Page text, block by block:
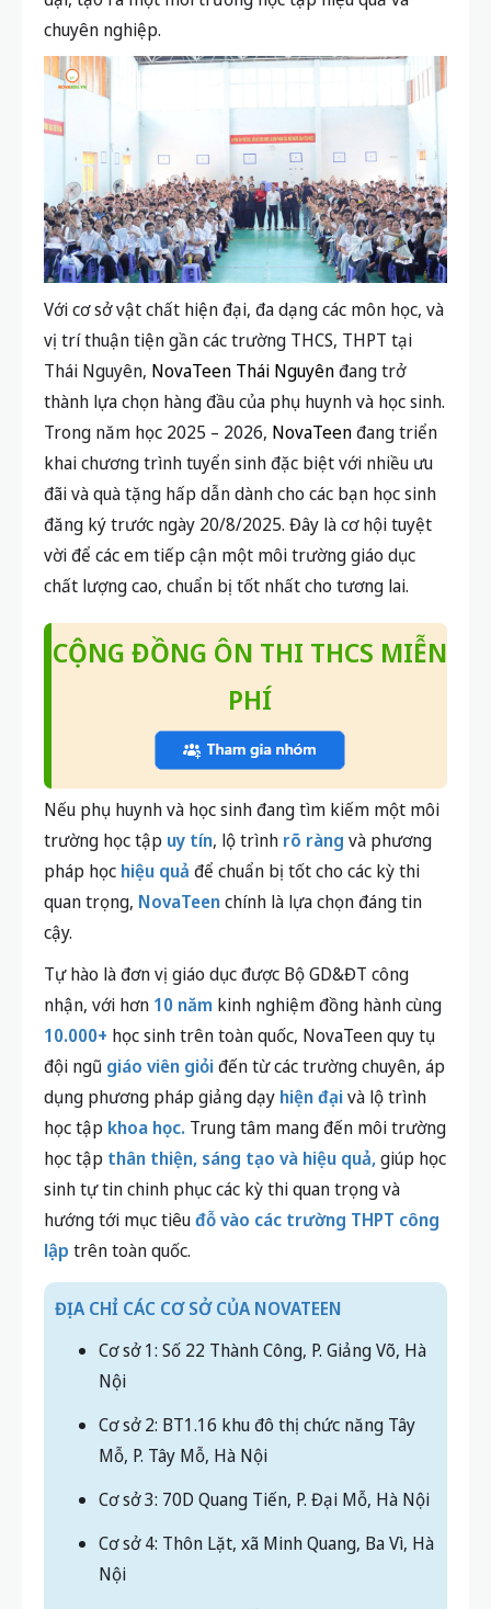
chuyên nghiệp.
Với cơ sở vật chất hiện đại, đa dạng các môn học, và
vị trí thuận tiện gần các trường THCS, THPT tại
Thái Nguyên, NovaTeen Thái Nguyênđang trở
thành lựa chọn hàng đầu của phụ huynh và học sinh.
Trong năm học 2025 – 2026, NovaTeenđang triển
khai chương trình tuyển sinh đặc biệt với nhiều ưu
đãi và quà tặng hấp dẫn dành cho các bạn học sinh
đăng ký trước ngày 20/8/2025. Đây là cơ hội tuyệt
vời để các em tiếp cận một môi trường giáo dục
chất lượng cao, chuẩn bị tốt nhất cho tương lai.
CỘNG ĐỒNG ÔN THI THCS MIỄN
PHÍ
Nếu phụ huynh và học sinh đang tìm kiếm một môi
trường học tập uy tín, lộ trình rõ ràng và phương
pháp học hiệu quả để chuẩn bị tốt cho các kỳ thi
quan trọng, NovaTeenchính là lựa chọn đáng tin
cậy.
Tự hào là đơn vị giáo dục được Bộ GD&ĐT công
nhận, với hơn 10 năm kinh nghiệm đồng hành cùng
10.000+ học sinh trên toàn quốc, NovaTeen quy tụ
đội ngũ giáo viên giỏiđến từ các trường chuyên, áp
dụng phương pháp giảng dạy hiện đạivà lộ trình
học tập khoa học. Trung tâm mang đến môi trường
học tập thân thiện, sáng tạo và hiệu quả,giúp học
sinh tự tin chinh phục các kỳ thi quan trọng và
hướng tới mục tiêuđỗ vào các trường THPT công
lập trên toàn quốc.
ĐỊA CHỈ CÁC CƠ SỞ CỦA NOVATEEN
Cơ sở 1: Số 22 Thành Công, P. Giảng Võ, Hà
Nội
Cơ sở 2: BT1.16 khu đô thị chức năng Tây
Mỗ, P. Tây Mỗ, Hà Nội
Cơ sở 3: 70D Quang Tiến, P. Đại Mỗ, Hà Nội
Cơ sở 4: Thôn Lặt, xã Minh Quang, Ba Vì, Hà
Nội